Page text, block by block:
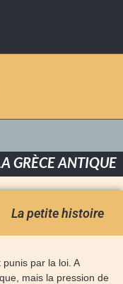
GRÈCE ANTIQUE
La petite histoire
par la loi. A
mais la pression de